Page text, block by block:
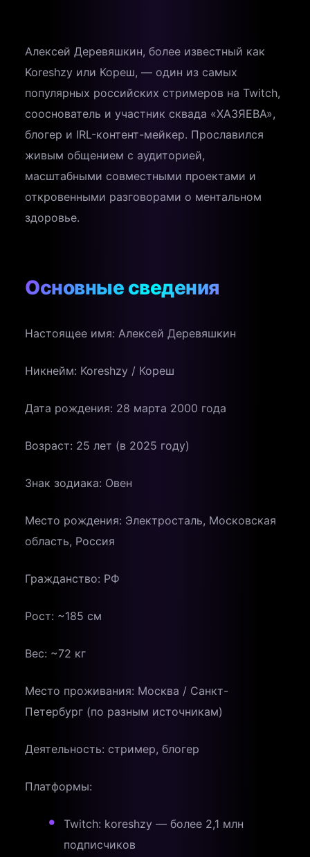
Алексей Деревяшкин, более известный как
Koreshzy или Кореш, — один из самых
популярных российских стримеров на Twitch,
сооснователь и участник сквада «ХАЗЯЕВА»,
блогер и IRL-контент-мейкер. Прославился
живым общением с аудиторией,
масштабными совместными проектами и
откровенными разговорами о ментальном
здоровье.
Основные сведения
Настоящее имя: Алексей Деревяшкин
Никнейм: Koreshzy / Кореш
Дата рождения: 28 марта 2000 года
Возраст: 25 лет (в 2025 году)
Знак зодиака: Овен
Место рождения: Электросталь, Московская
область, Россия
Гражданство: РФ
Рост: ~185 см
Вес: ~72 кг
Место проживания: Москва / Санкт-
Петербург (по разным источникам)
Деятельность: стример, блогер
Платформы:
Twitch: koreshzy — более 2,1 млн
подписчиков